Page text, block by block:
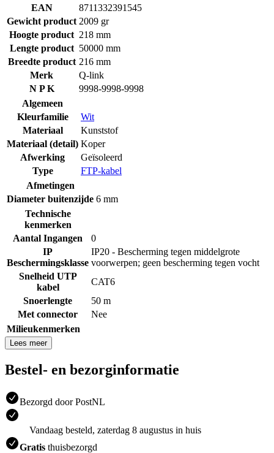
EAN
8711332391545
Gewicht product 2009 gr
Hoogte product 218 mm
Lengte product 50000 mm
Breedte product 216 mm
Merk
Q-link
N P K
9998-9998-9998
Algemeen
Kleurfamilie
Wit
Materiaal
Kunststof
Materiaal (detail) Koper
Afwerking
Geïsoleerd
Type
FTP-kabel
Afmetingen
Diameter buitenzijde 6 mm
Technische
kenmerken
Aantal Ingangen
0
IP
Beschermingsklasse
IP20 - Bescherming tegen middelgrote
voorwerpen; geen bescherming tegen vocht
Snelheid UTP
kabel
CAT6
Snoerlengte
50 m
Met connector
Nee
Milieukenmerken
Lees meer
Bestel- en bezorginformatie
Bezorgd door PostNL
Vandaag besteld, zaterdag 8 augustus in huis
Gratis thuisbezorgd